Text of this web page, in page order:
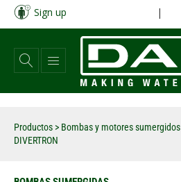
Pasar
contenido
principal
Sign up |
Productos > Bombas y motores sumergidos
DIVERTRON